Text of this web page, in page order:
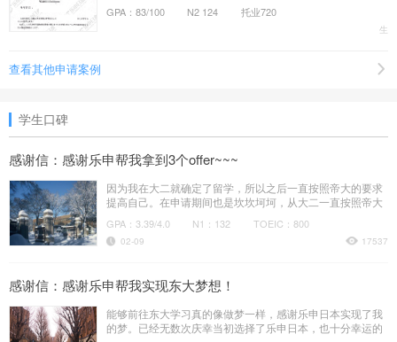
适合对象
生。
大阪大学、早稻田大学、庆应义塾大学、北海道大学、一桥大学、广岛大学
联系导师阶段
b、申请老师根据大学教授的回信，及时与学生进行沟通。对于日本大学教授
c、如果教授安排面试，申请老师会根据教授情况及时和学生沟通，在面试前
对学生进行指导向，向学生提供教授信息、邮件往来、面试常见问题集以及参
考解答方法、应对建议。
申请入学阶段
a、申请老师负责向学校提交申请材料，并提供翻译服务，完成出愿手续。
b、申请老师会紧密配合密切关注日本院校的录取要求动态，及时通知学生补
充提交学校所需的材料。
在留申请阶段
a、申请老师指导并审核学生的在留资格认定证明书申请材料，并提供翻译服
务。
GPA：83/100
N2 124 托业720
生
查看其他申请案例
学生口碑
感谢信：感谢乐申帮我拿到3个offer~~~
因为我在大二就确定了留学，所以之后一直按照帝大的要求
提高自己。在申请期间也是坎坎坷坷，从大二一直按照帝大
GPA：3.39/4.0 N1：132 TOEIC：800
17537
02-09
感谢信：感谢乐申帮我实现东大梦想！
能够前往东大学习真的像做梦一样，感谢乐申日本实现了我
的梦。已经无数次庆幸当初选择了乐申日本，也十分幸运的